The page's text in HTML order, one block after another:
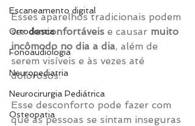
Escaneamento digital
Ortodontia
Fonoaudiologia
Neuropediatria
Neurocirurgia Pediátrica
Osteopatia
Esses aparelhos tradicionais podem
ser desconfortáveis e causar muito
incômodo no dia a dia, além de
serem visíveis e às vezes até
dolorosos.
Esse desconforto pode fazer com
que as pessoas se sintam inseguras